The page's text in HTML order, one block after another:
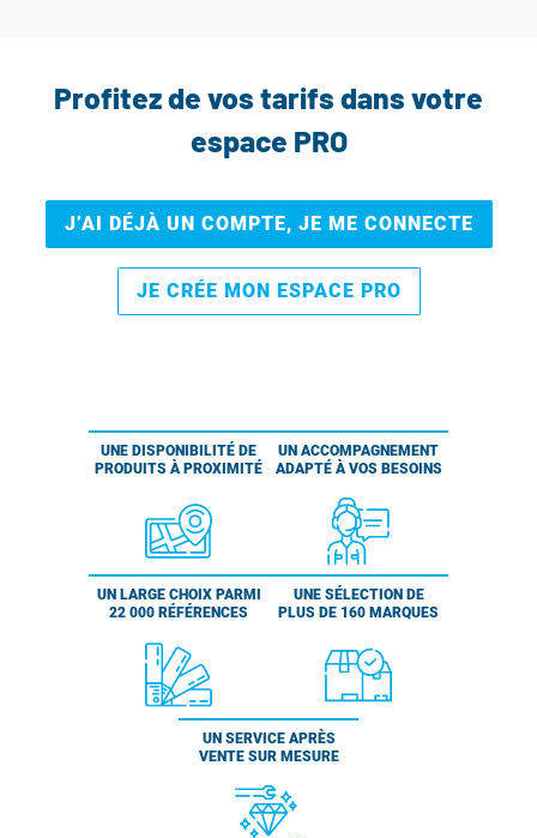
Profitez de vos tarifs dans votre
espace PRO
J’AI DÉJÀ UN COMPTE, JE ME CONNECTE
JE CRÉE MON ESPACE PRO
UNE DISPONIBILITÉ DE
PRODUITS À PROXIMITÉ
UN ACCOMPAGNEMENT
ADAPTÉ À VOS BESOINS
UN LARGE CHOIX PARMI
22 000 RÉFÉRENCES
UNE SÉLECTION DE
PLUS DE 160 MARQUES
UN SERVICE APRÈS
VENTE SUR MESURE